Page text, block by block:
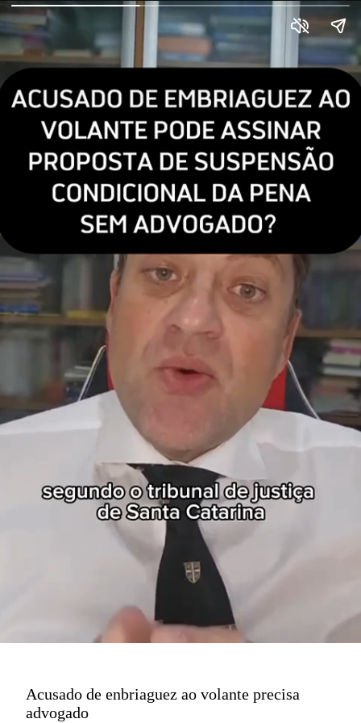
Acusado de enbriaguez ao volante precisa
advogado